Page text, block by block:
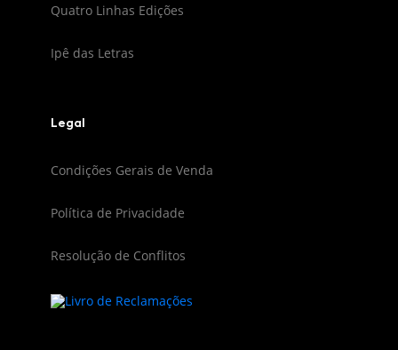
Quatro Linhas Edições
Ipê das Letras
Legal
Condições Gerais de Venda
Política de Privacidade
Resolução de Conflitos